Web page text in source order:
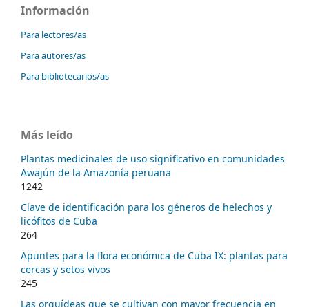
Información
Para lectores/as
Para autores/as
Para bibliotecarios/as
Más leído
Plantas medicinales de uso significativo en comunidades
Awajún de la Amazonía peruana
1242
Clave de identificación para los géneros de helechos y
licófitos de Cuba
264
Apuntes para la flora económica de Cuba IX: plantas para
cercas y setos vivos
245
Las orquídeas que se cultivan con mayor frecuencia en